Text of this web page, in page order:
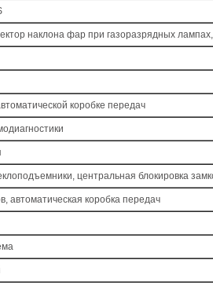
наклона фар при газоразрядных
коробке передач
центральная блокировка
автоматическая коробка передач